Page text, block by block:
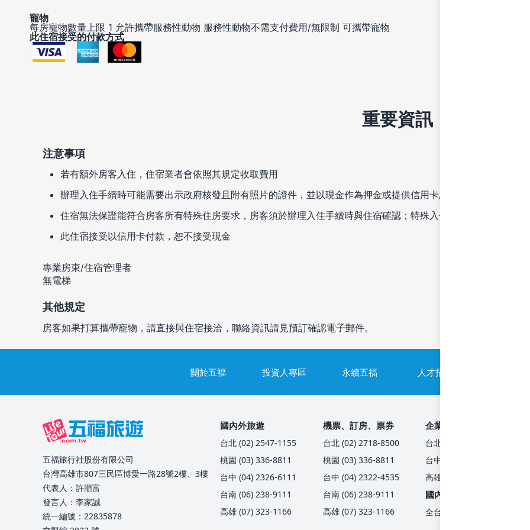
寵物
每房寵物數量上限 1 允許攜帶服務性動物 服務性動物不需支付費用/無限制 可攜帶寵物
此住宿接受的付款方式
重要資訊
注意事項
若有額外房客入住，住宿業者會依照其規定收取費用
辦理入住手續時可能需要出示政府核發且附有照片的證件，並以現金作為押金或提供信用卡/金融卡以支付雜費
住宿無法保證能符合房客所有特殊住房要求，房客須於辦理入住手續時與住宿確認；特殊入住要求可能需要加收
此住宿接受以信用卡付款，恕不接受現金
專業房東/住宿管理者
無電梯
其他規定
房客如果打算攜帶寵物，請直接與住宿接洽，聯絡資訊請見預訂確認電子郵件。
關於五福 投資人專區 永續五福 人才招募
五福旅行社股份有限公司
台灣高雄市807三民區博愛一路28號2樓、3樓
代表人：許順富
發言人：李家誠
統一編號：22835878
國內外旅遊
台北 (02) 2547-1155
桃園 (03) 336-8811
台中 (04) 2326-6111
台南 (06) 238-9111
高雄 (07) 323-1166
機票、訂房、票券
台北 (02) 2718-8500
桃園 (03) 336-8811
台中 (04) 2322-4535
台南 (06) 238-9111
高雄 (07) 323-1166
企業服務、員工旅遊
台北 (02) 2718-8001
台中 (04) 2326-7666
高雄 (07) 321-2292
國內/入境客製化包團
全台 (02) 6609-7100